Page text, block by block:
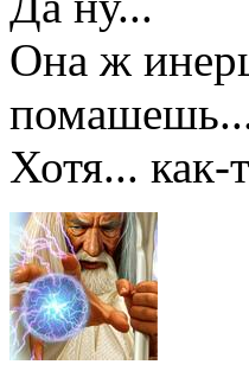
Она ж
Хотя... как-